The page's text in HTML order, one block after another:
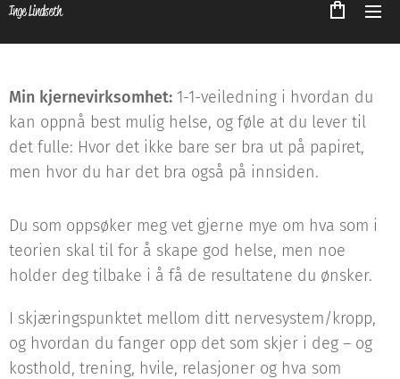
Inge Lindseth
Min kjernevirksomhet: 1-1-veiledning i hvordan du
kan oppnå best mulig helse, og føle at du lever til
det fulle: Hvor det ikke bare ser bra ut på papiret,
men hvor du har det bra også på innsiden.
Du som oppsøker meg vet gjerne mye om hva som i
teorien skal til for å skape god helse, men noe
holder deg tilbake i å få de resultatene du ønsker.
I skjæringspunktet mellom ditt nervesystem/kropp,
og hvordan du fanger opp det som skjer i deg – og
kosthold, trening, hvile, relasjoner og hva som